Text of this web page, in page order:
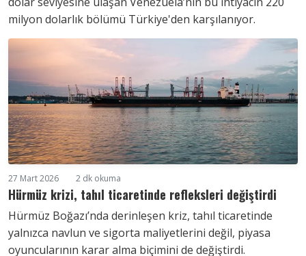
milyon dolarlık bölümü Türkiye'den karşılanıyor.
27 Mart 2026 2 dk okuma
Hürmüz krizi, tahıl ticaretinde refleksleri değiştirdi
Hürmüz Boğazı’nda derinleşen kriz, tahıl ticaretinde
yalnızca navlun ve sigorta maliyetlerini değil, piyasa
oyuncularının karar alma biçimini de değiştirdi.